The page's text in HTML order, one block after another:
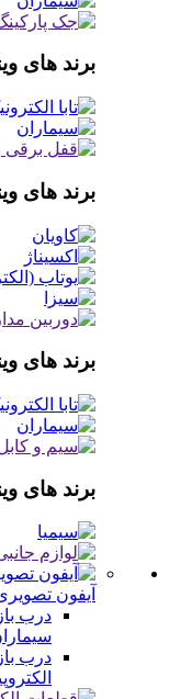
برند های
برند های
برند های
برند های
آیفون
درب
درب